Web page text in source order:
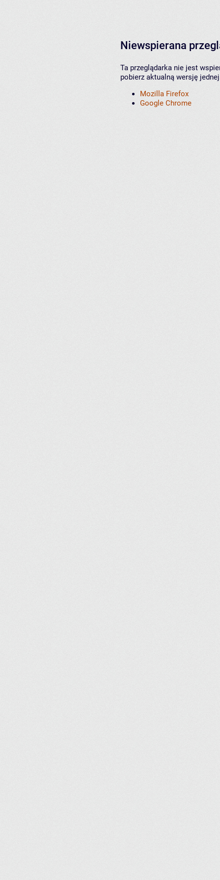
Niewspierana
Ta przeglądarka nie jest
pobierz aktualną wersję
Mozilla Firefox
Google Chrome